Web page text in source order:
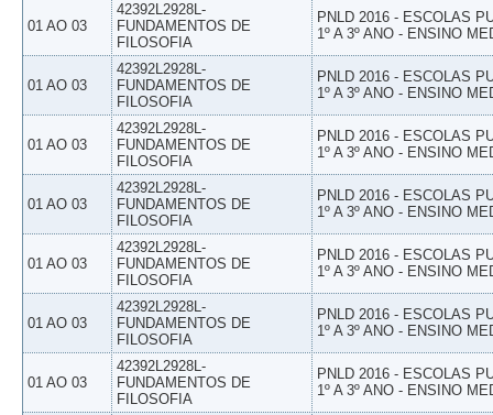
01 AO 03
42392L2928L-
FUNDAMENTOS DE
FILOSOFIA
PNLD 2016 - ESCOLAS
1º A 3º ANO - ENSINO
01 AO 03
42392L2928L-
FUNDAMENTOS DE
FILOSOFIA
PNLD 2016 - ESCOLAS
1º A 3º ANO - ENSINO
01 AO 03
42392L2928L-
FUNDAMENTOS DE
FILOSOFIA
PNLD 2016 - ESCOLAS
1º A 3º ANO - ENSINO
01 AO 03
42392L2928L-
FUNDAMENTOS DE
FILOSOFIA
PNLD 2016 - ESCOLAS
1º A 3º ANO - ENSINO
01 AO 03
42392L2928L-
FUNDAMENTOS DE
FILOSOFIA
PNLD 2016 - ESCOLAS
1º A 3º ANO - ENSINO
01 AO 03
42392L2928L-
FUNDAMENTOS DE
FILOSOFIA
PNLD 2016 - ESCOLAS
1º A 3º ANO - ENSINO
01 AO 03
42392L2928L-
FUNDAMENTOS DE
FILOSOFIA
PNLD 2016 - ESCOLAS
1º A 3º ANO - ENSINO